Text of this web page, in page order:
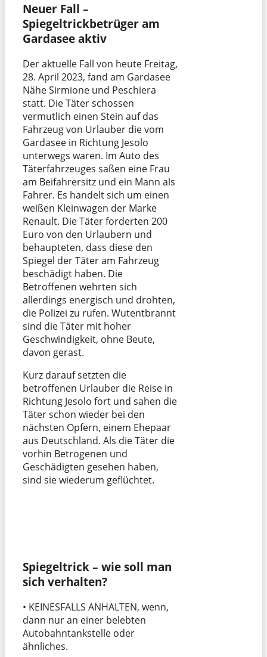
Neuer Fall –
Spiegeltrickbetrüger am
Gardasee aktiv
Der aktuelle Fall von heute Freitag,
28. April 2023, fand am Gardasee
Nähe Sirmione und Peschiera
statt. Die Täter schossen
vermutlich einen Stein auf das
Fahrzeug von Urlauber die vom
Gardasee in Richtung Jesolo
unterwegs waren. Im Auto des
Täterfahrzeuges saßen eine Frau
am Beifahrersitz und ein Mann als
Fahrer. Es handelt sich um einen
weißen Kleinwagen der Marke
Renault. Die Täter forderten 200
Euro von den Urlaubern und
behaupteten, dass diese den
Spiegel der Täter am Fahrzeug
beschädigt haben. Die
Betroffenen wehrten sich
allerdings energisch und drohten,
die Polizei zu rufen. Wutentbrannt
sind die Täter mit hoher
Geschwindigkeit, ohne Beute,
davon gerast.
Kurz darauf setzten die
betroffenen Urlauber die Reise in
Richtung Jesolo fort und sahen die
Täter schon wieder bei den
nächsten Opfern, einem Ehepaar
aus Deutschland. Als die Täter die
vorhin Betrogenen und
Geschädigten gesehen haben,
sind sie wiederum geflüchtet.
Spiegeltrick – wie soll man
sich verhalten?
• KEINESFALLS ANHALTEN, wenn,
dann nur an einer belebten
Autobahntankstelle oder
ähnliches.